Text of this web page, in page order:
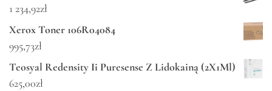
1 234,92zł
Xerox Toner 106R04084
995,73zł
Teosyal Redensity Ii Puresense Z Lidokainą (2X1Ml)
625,00zł